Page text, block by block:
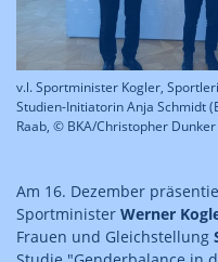
v.l. Sportminister Kogler,
Studien-Initiatorin Anja Schmidt
Raab, © BKA/Christopher Dunker
Am 16. Dezember
Sportminister Werner
Frauen und Gleichstellung